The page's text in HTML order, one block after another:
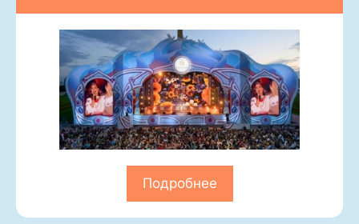
Подробнее